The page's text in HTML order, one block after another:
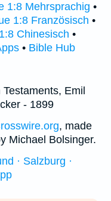
1:8 Mehrsprachig •
1:8 Französisch •
Chinesisch •
• Bible Hub
Emil
- 1899
, made
Michael Bolsinger.
· Salzburg ·